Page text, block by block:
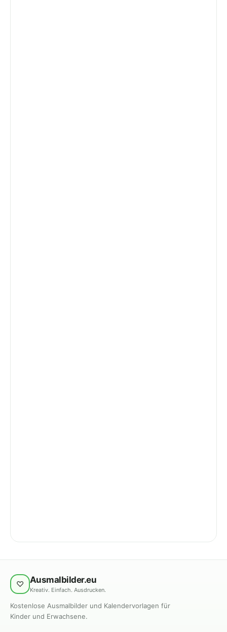
♡ Ausmalbilder.eu
Kreativ. Einfach. Ausdrucken.
Kostenlose Ausmalbilder und Kalendervorlagen für
Kinder und Erwachsene.